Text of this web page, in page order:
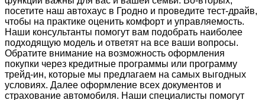
посетите наш автохаус в Гродно и проведите тест-драйв,
чтобы на практике оценить комфорт и управляемость.
Наши консультанты помогут вам подобрать наиболее
подходящую модель и ответят на все ваши вопросы.
Обратите внимание на возможность оформления
покупки через кредитные программы или программу
трейд-ин, которые мы предлагаем на самых выгодных
условиях. Далее оформление всех документов и
страхование автомобиля. Наши специалисты помогут